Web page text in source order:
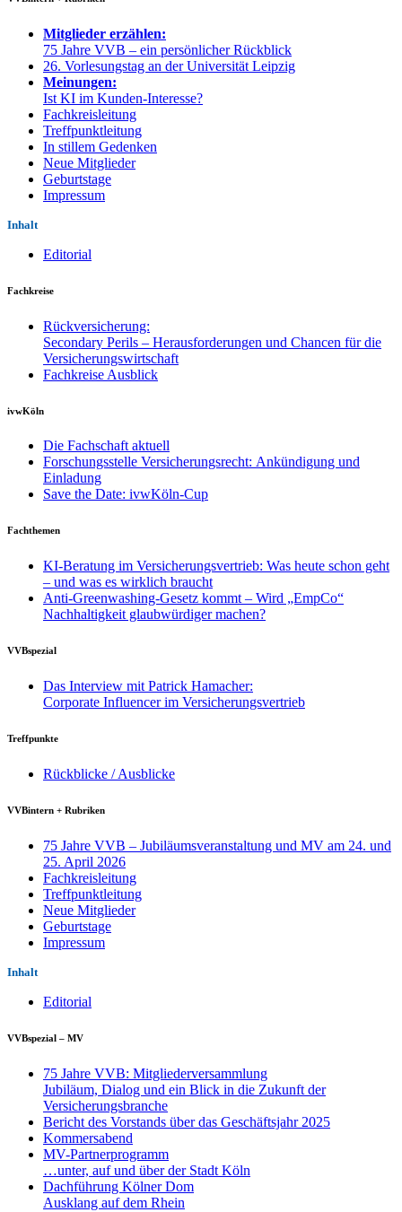
Mitglieder erzählen:
75 Jahre VVB – ein persönlicher Rückblick
26. Vorlesungstag an der Universität Leipzig
Meinungen:
Ist KI im Kunden-Interesse?
Fachkreisleitung
Treffpunktleitung
In stillem Gedenken
Neue Mitglieder
Geburtstage
Impressum
Inhalt
Editorial
Fachkreise
Rückversicherung:
Secondary Perils – Herausforderungen und Chancen für die
Versicherungswirtschaft
Fachkreise Ausblick
ivwKöln
Die Fachschaft aktuell
Forschungsstelle Versicherungsrecht: Ankündigung und
Einladung
Save the Date: ivwKöln-Cup
Fachthemen
KI-Beratung im Versicherungsvertrieb: Was heute schon geht
– und was es wirklich braucht
Anti-Greenwashing-Gesetz kommt – Wird „EmpCo“
Nachhaltigkeit glaubwürdiger machen?
VVBspezial
Das Interview mit Patrick Hamacher:
Corporate Influencer im Versicherungsvertrieb
Treffpunkte
Rückblicke / Ausblicke
VVBintern + Rubriken
75 Jahre VVB – Jubiläumsveranstaltung und MV am 24. und
25. April 2026
Fachkreisleitung
Treffpunktleitung
Neue Mitglieder
Geburtstage
Impressum
Inhalt
Editorial
VVBspezial – MV
75 Jahre VVB: Mitgliederversammlung
Jubiläum, Dialog und ein Blick in die Zukunft der
Versicherungsbranche
Bericht des Vorstands über das Geschäftsjahr 2025
Kommersabend
MV-Partnerprogramm
…unter, auf und über der Stadt Köln
Dachführung Kölner Dom
Ausklang auf dem Rhein